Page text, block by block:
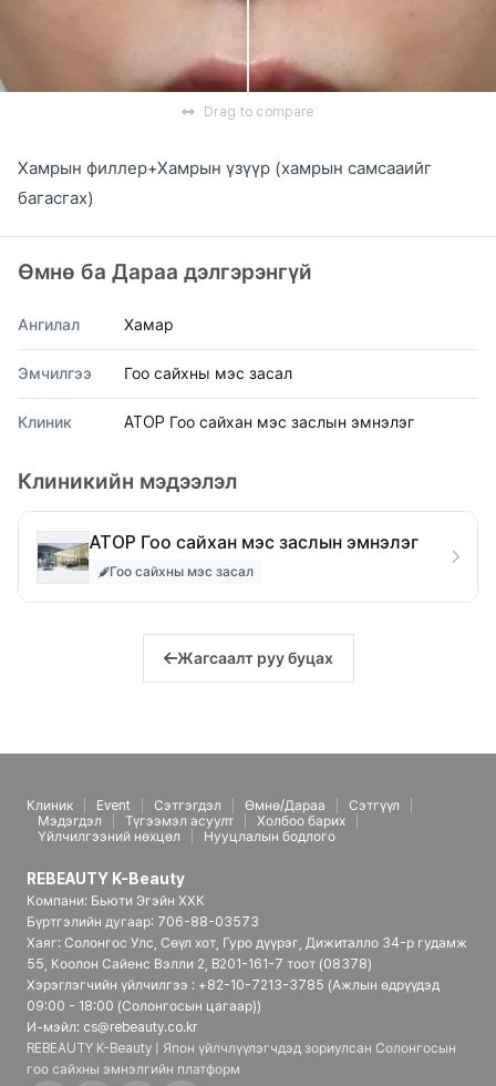
Drag to compare
Хамрын филлер+Хамрын үзүүр (хамрын самсааийг
багасгах)
Өмнө ба Дараа дэлгэрэнгүй
Ангилал Хамар
Эмчилгээ Гоо сайхны мэс засал
Клиник ATOP Гоо сайхан мэс заслын эмнэлэг
Клиникийн мэдээлэл
ATOP Гоо сайхан мэс заслын эмнэлэг
Гоо сайхны мэс засал
Жагсаалт руу буцах
Клиник Event Сэтгэгдэл Өмнө/Дараа
Сэтгүүл
Мэдэгдэл
Түгээмэл асуулт
Холбоо барих
Үйлчилгээний нөхцөл
Нууцлалын бодлого
REBEAUTY K-Beauty
Компани: Бьюти Эгэйн ХХК
Бүртгэлийн дугаар: 706-88-03573
Хаяг: Солонгос Улс, Сөүл хот, Гуро дүүрэг, Дижиталло 34-р гудамж
55, Коолон Сайенс Вэлли 2, B201-161-7 тоот (08378)
Хэрэглэгчийн үйлчилгээ : +82-10-7213-3785 (Ажлын өдрүүдэд
09:00 - 18:00 (Солонгосын цагаар))
И-мэйл: cs@rebeauty.co.kr
REBEAUTY K-Beauty | Япон үйлчлүүлэгчдэд зориулсан Солонгосын
гоо сайхны эмнэлгийн платформ